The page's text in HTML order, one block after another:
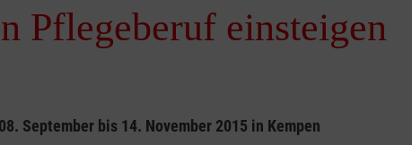
Pflegeberuf einsteigen
08. September bis 14. November 2015 in Kempen